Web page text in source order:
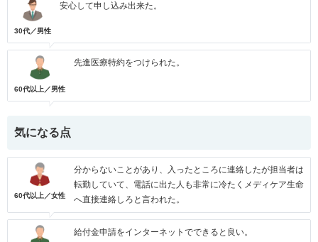
30代／男性
安心して申し込み出来た。
60代以上／男性
先進医療特約をつけられた。
気になる点
60代以上／女性
分からないことがあり、入ったところに連絡したが担当者は
転勤していて、電話に出た人も非常に冷たくメディケア生命
へ直接連絡しろと言われた。
給付金申請をインターネットでできると良い。